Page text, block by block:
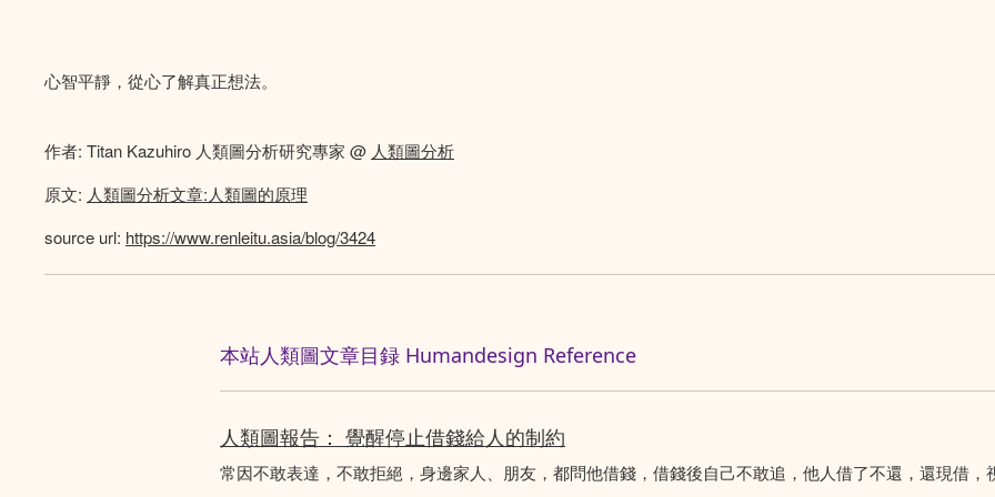
心智平靜，從心了解真正想法。
作者: Titan Kazuhiro 人類圖分析研究專家 @ 人類圖分析
原文: 人類圖分析文章:人類圖的原理
source url: https://www.renleitu.asia/blog/3424
本站人類圖文章目録 Humandesign Reference
人類圖報告： 覺醒停止借錢給人的制約
常因不敢表達，不敢拒絕，身邊家人、朋友，都問他借錢，借錢後自己不敢追，他人借了不還，還現借，